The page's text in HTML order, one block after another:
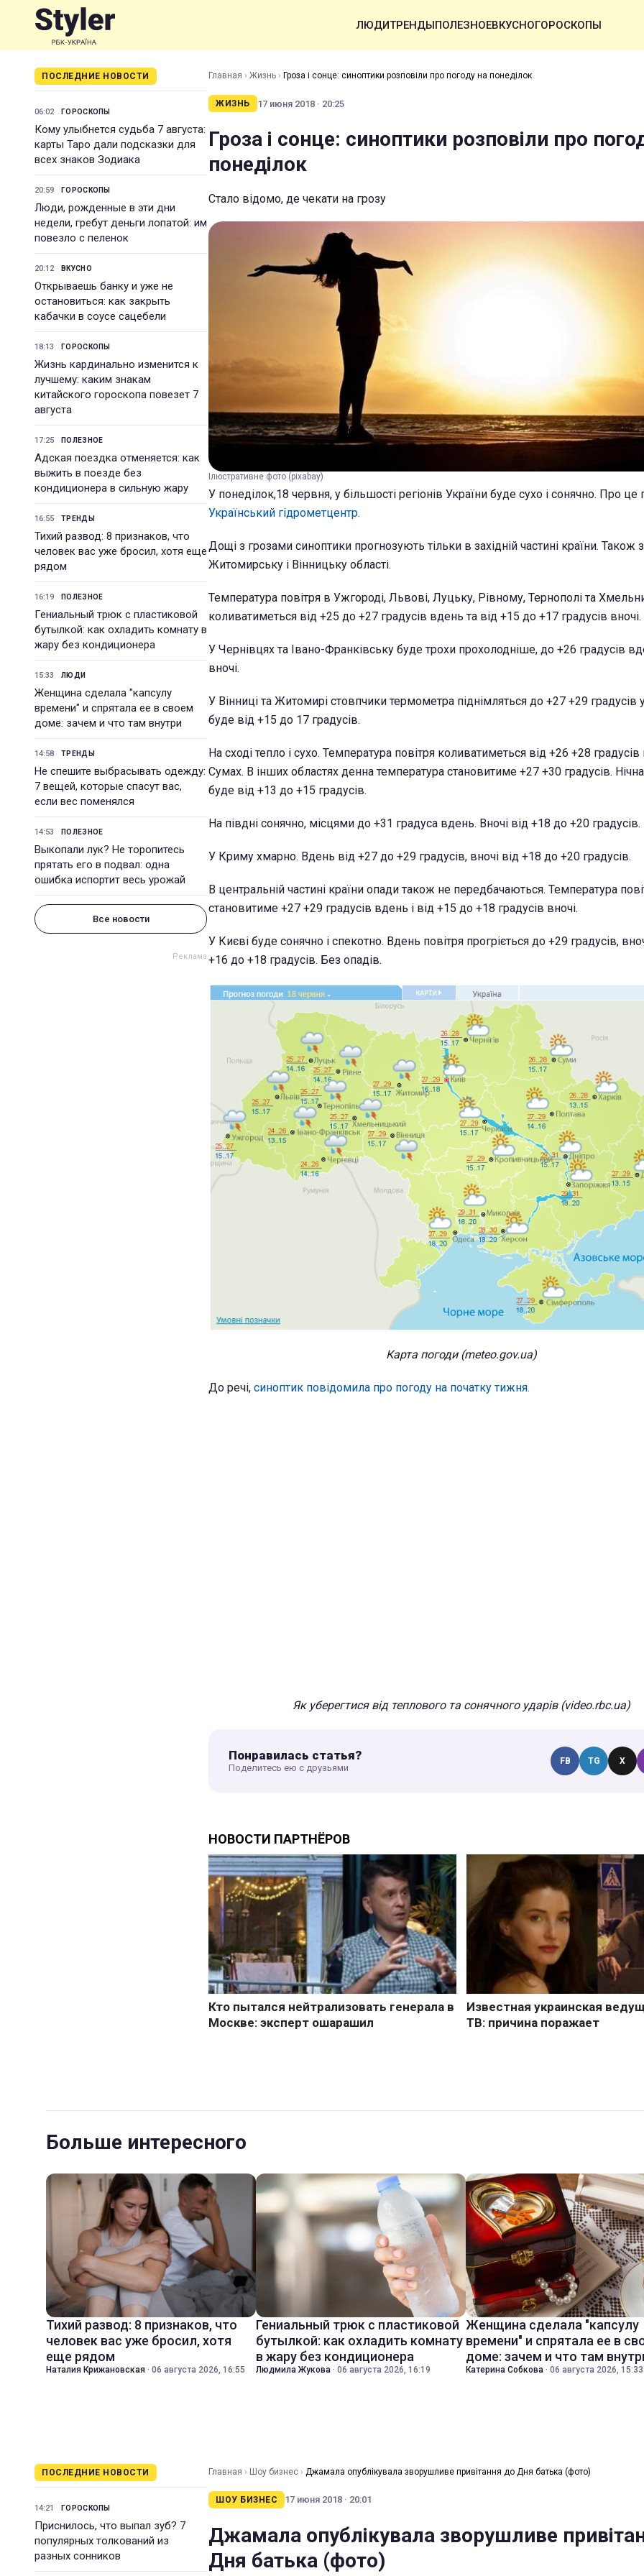
ЛЮДИТРЕНДЫПОЛЕЗНОЕВКУСНОГОРОСКОПЫ
ПОСЛЕДНИЕ НОВОСТИ
06:02 ГОРОСКОПЫ
Кому улыбнется судьба 7 августа:
карты Таро дали подсказки для
всех знаков Зодиака
20:59 ГОРОСКОПЫ
Люди, рожденные в эти дни
недели, гребут деньги лопатой: им
повезло с пеленок
20:12 ВКУСНО
Открываешь банку и уже не
остановиться: как закрыть
кабачки в соусе сацебели
18:13 ГОРОСКОПЫ
Жизнь кардинально изменится к
лучшему: каким знакам
китайского гороскопа повезет 7
августа
17:25 ПОЛЕЗНОЕ
Адская поездка отменяется: как
выжить в поезде без
кондиционера в сильную жару
16:55 ТРЕНДЫ
Тихий развод: 8 признаков, что
человек вас уже бросил, хотя еще
рядом
16:19 ПОЛЕЗНОЕ
Гениальный трюк с пластиковой
бутылкой: как охладить комнату в
жару без кондиционера
15:33 ЛЮДИ
Женщина сделала "капсулу
времени" и спрятала ее в своем
доме: зачем и что там внутри
14:58 ТРЕНДЫ
Не спешите выбрасывать одежду:
7 вещей, которые спасут вас,
если вес поменялся
14:53 ПОЛЕЗНОЕ
Выкопали лук? Не торопитесь
прятать его в подвал: одна
ошибка испортит весь урожай
Все новости
Главная › Жизнь › Гроза і сонце: синоптики розповіли про погоду на понеділок
ЖИЗНЬ 17 июня 2018 · 20:25
Гроза і сонце: синоптики розповіли про
понеділок
Стало відомо, де чекати на грозу
Ілюстративне фото (pixabay)
У понеділок,18 червня, у більшості регіонів України буде сухо і сонячно. Про це
Український гідрометцентр.
Дощі з грозами синоптики прогнозують тільки в західній частині країни. Також
Житомирську і Вінницьку області.
Температура повітря в Ужгороді, Львові, Луцьку, Рівному, Тернополі та
коливатиметься від +25 до +27 градусів вдень та від +15 до +17 градусів вночі.
У Чернівцях та Івано-Франківську буде трохи прохолодніше, до +26 градусів
вночі.
У Вінниці та Житомирі стовпчики термометра піднімляться до +27 +29 градусів
буде від +15 до 17 градусів.
На сході тепло і сухо. Температура повітря коливатиметься від +26 +28 градусів
Сумах. В інших областях денна температура становитиме +27 +30 градусів.
буде від +13 до +15 градусів.
На півдні сонячно, місцями до +31 градуса вдень. Вночі від +18 до +20 градусів.
У Криму хмарно. Вдень від +27 до +29 градусів, вночі від +18 до +20 градусів.
В центральній частині країни опади також не передбачаються. Температура
становитиме +27 +29 градусів вдень і від +15 до +18 градусів вночі.
У Києві буде сонячно і спекотно. Вдень повітря прогріється до +29 градусів,
+16 до +18 градусів. Без опадів.
Карта погоди (meteo.gov.ua)
До речі, синоптик повідомила про погоду на початку тижня.
Як уберегтися від теплового та сонячного ударів (video.rbc.ua)
Понравилась статья?
Поделитесь ею с друзьями
FB TG X
Больше интересного
Тихий развод: 8 признаков, что
человек вас уже бросил, хотя
еще рядом
Наталия Крижановская · 06 августа 2026, 16:55
Гениальный трюк с пластиковой
бутылкой: как охладить комнату
в жару без кондиционера
Людмила Жукова · 06 августа 2026, 16:19
Женщина сделала "капсулу
времени" и спрятала ее в
доме: зачем и что там
Катерина Собкова · 06 августа 2026, 15:33
ПОСЛЕДНИЕ НОВОСТИ
14:21 ГОРОСКОПЫ
Приснилось, что выпал зуб? 7
популярных толкований из
разных сонников
Главная › Шоу бизнес › Джамала опублікувала зворушливе привітання до Дня батька (фото)
ШОУ БИЗНЕС 17 июня 2018 · 20:01
Джамала опублікувала зворушливе
Дня батька (фото)